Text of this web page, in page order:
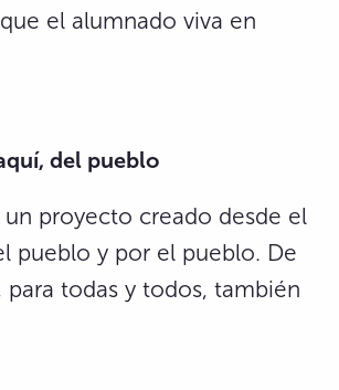
el alumnado viva en
del pueblo
un proyecto creado desde el
pueblo y por el pueblo. De
para todas y todos, también